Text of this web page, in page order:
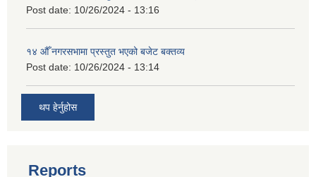
Post date: 10/26/2024 - 13:16
१४ औँ नगरसभामा प्रस्तुत भएको बजेट बक्तव्य
Post date: 10/26/2024 - 13:14
थप हेर्नुहोस
Reports